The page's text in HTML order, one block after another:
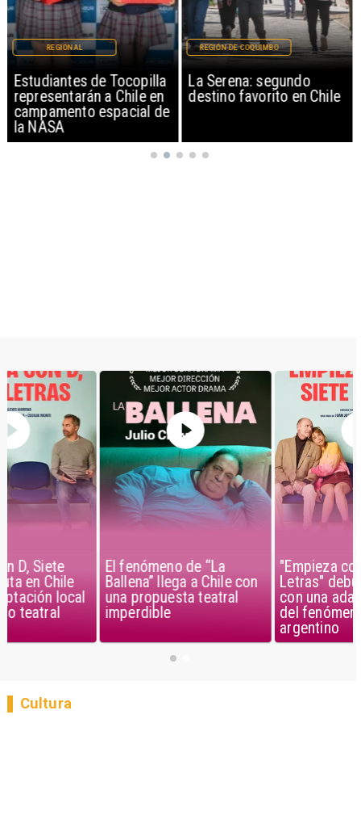
Estudiantes de Tocopilla
representarán a Chile en
campamento espacial de
la NASA
REGIONAL
La Serena: segundo
destino favorito en Chile
REGIÓN DE COQUIMBO
El fenómeno de “La
Ballena” llega a Chile con
una propuesta teatral
imperdible
"Empieza con D, Siete
Letras" debuta en Chile
con una adaptación local
del fenómeno teatral
Cultura